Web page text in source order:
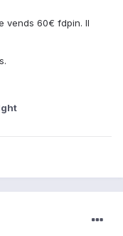
vends 60€ fdpin. Il